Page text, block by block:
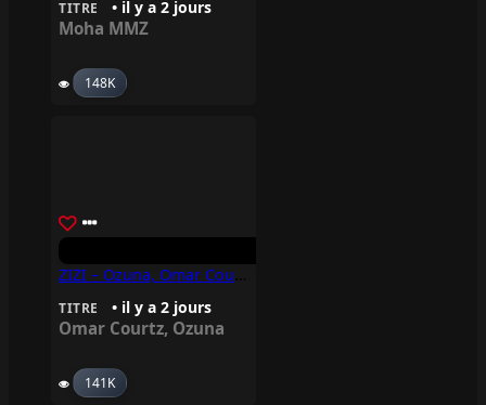
TITRE • il y a 2 jours
Moha MMZ
148K
TITRE • il y a 2 jours
Omar Courtz, Ozuna
141K